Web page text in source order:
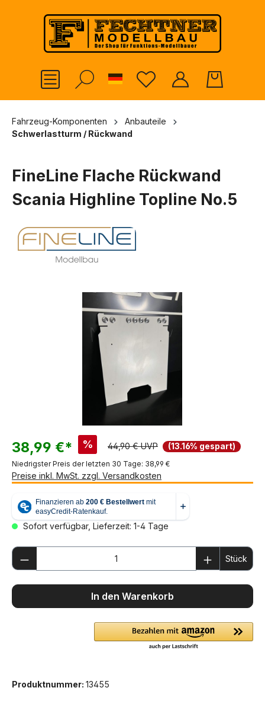
springen
German
Fahrzeug-Komponenten
Anbauteile
Schwerlastturm / Rückwand
FineLine Flache Rückwand
Scania Highline Topline No.5
38,99 €* % 44,90 € UVP (13.16% gespart)
Niedrigster Preis der letzten 30 Tage: 38,99 €
Preise inkl. MwSt. zzgl. Versandkosten
Sofort verfügbar, Lieferzeit: 1-4 Tage
Produkt Anzahl: Gib den gewünschten
Stück
In den Warenkorb
Produktnummer: 13455